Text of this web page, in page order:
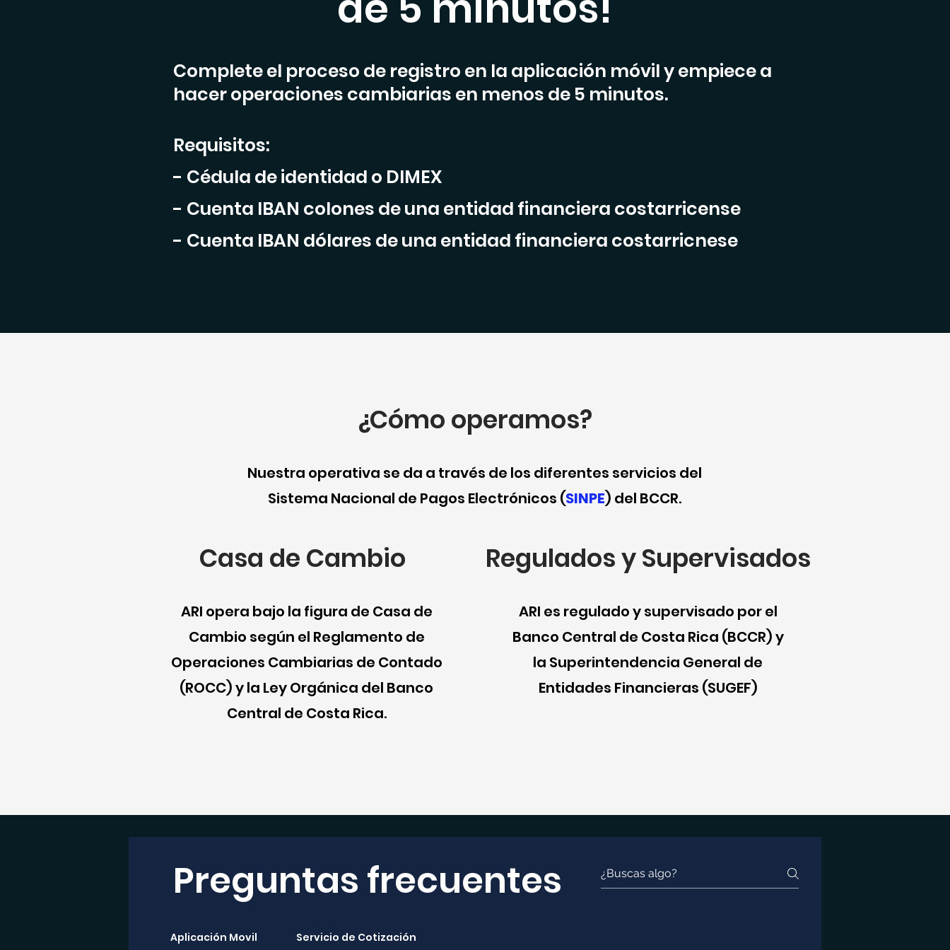
Complete el proceso de registro en la aplicación móvil y empiece a
hacer operaciones cambiarias en menos de 5 minutos.
Requisitos:
- Cédula de identidad o DIMEX
- Cuenta IBAN colones de una entidad financiera costarricense
- Cuenta IBAN dólares de una entidad financiera costarricnese
¿Cómo operamos?
Nuestra operativa se da a través de los diferentes servicios del
Sistema Nacional de Pagos Electrónicos (SINPE) del BCCR.
Casa de Cambio
ARI opera bajo la figura de Casa de
Cambio según el Reglamento de
Operaciones Cambiarias de Contado
(ROCC) y la Ley Orgánica del Banco
Central de Costa Rica.
Regulados y Supervisados
ARI es regulado y supervisado por el
Banco Central de Costa Rica (BCCR) y
la Superintendencia General de
Entidades Financieras (SUGEF)
Preguntas frecuentes
Aplicación Movil Servicio de Cotización